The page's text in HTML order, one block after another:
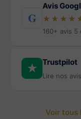
G
Avis
160+ avis
★ Trustpilot
Lire nos
Voir tous